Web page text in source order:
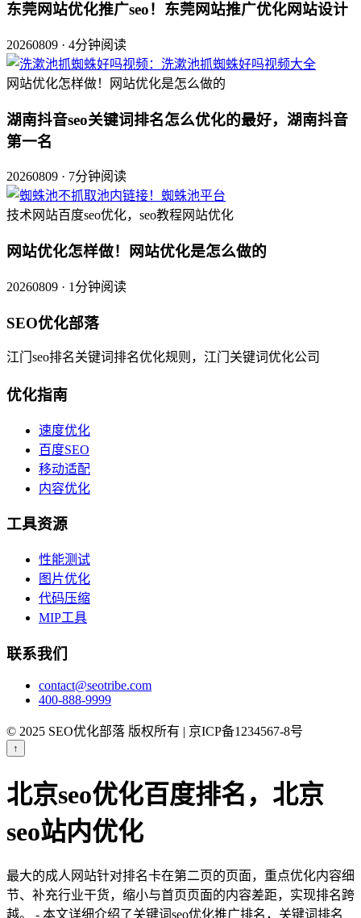
东莞网站优化推广seo！东莞网站推广优化网站设计
20260809 · 4分钟阅读
网站优化怎样做！网站优化是怎么做的
湖南抖音seo关键词排名怎么优化的最好，湖南抖音
第一名
20260809 · 7分钟阅读
技术网站百度seo优化，seo教程网站优化
网站优化怎样做！网站优化是怎么做的
20260809 · 1分钟阅读
SEO优化部落
江门seo排名关键词排名优化规则，江门关键词优化公司
优化指南
速度优化
百度SEO
移动适配
内容优化
工具资源
性能测试
图片优化
代码压缩
MIP工具
联系我们
contact@seotribe.com
400-888-9999
© 2025 SEO优化部落 版权所有 | 京ICP备1234567-8号
↑
北京seo优化百度排名，北京
seo站内优化
最大的成人网站针对排名卡在第二页的页面，重点优化内容细
节、补充行业干货，缩小与首页页面的内容差距，实现排名跨
越。 - 本文详细介绍了关键词seo优化推广排名，关键词排名